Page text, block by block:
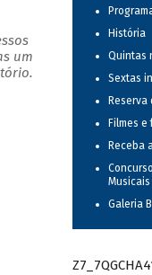
um
História
Quintas
Sextas
Reserva
Filmes
Receba
Musicais
Galeria